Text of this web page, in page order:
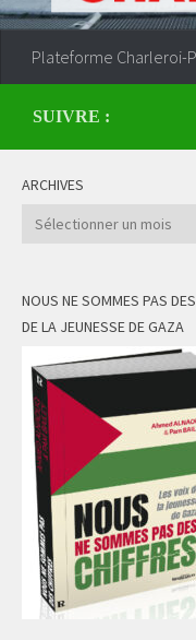
Plateforme Charleroi-
SUIVRE :
ARCHIVES
Archives
NOUS NE SOMMES PAS
DE LA JEUNESSE DE GAZA